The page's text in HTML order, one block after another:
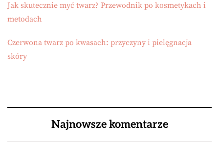
Jak skutecznie myć twarz? Przewodnik po kosmetykach i
metodach
Czerwona twarz po kwasach: przyczyny i pielęgnacja
skóry
Najnowsze komentarze